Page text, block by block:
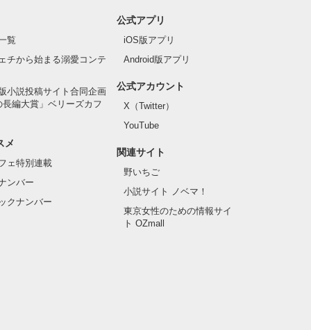
覧
チから始まる溺愛コンテ
小説投稿サイト合同企画
長編大賞」ベリーズカフ
メ
ェ特別連載
ンバー
クナンバー
公式アプリ
iOS版アプリ
Android版アプリ
公式アカウント
X（Twitter）
YouTube
関連サイト
野いちご
小説サイト ノベマ！
東京女性のための情報サイ
ト OZmall